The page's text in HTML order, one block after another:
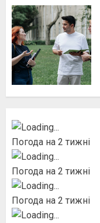
Погода на 2 тижні
Погода на 2 тижні
Погода на 2 тижні